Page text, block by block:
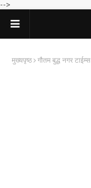
-->
मुख्यपृष्ठ गौतम बुद्ध नगर टाईम्स